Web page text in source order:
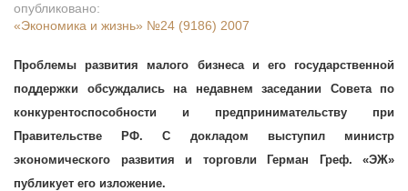
опубликовано:
«Экономика и жизнь» №24 (9186) 2007
Проблемы развития малого бизнеса и его государственной
поддержки обсуждались на недавнем заседании Совета по
конкурентоспособности и предпринимательству при
Правительстве РФ. С докладом выступил министр
экономического развития и торговли Герман Греф. «ЭЖ»
публикует его изложение.